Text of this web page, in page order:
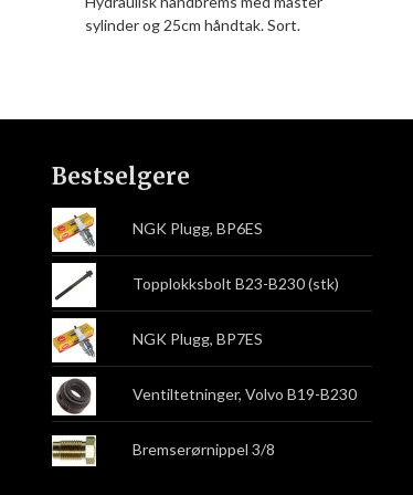
sylinder og 25cm håndtak. Sort.
Bestselgere
NGK Plugg, BP6ES
Topplokksbolt B23-B230 (stk)
NGK Plugg, BP7ES
Ventiltetninger, Volvo B19-B230
Bremserørnippel 3/8